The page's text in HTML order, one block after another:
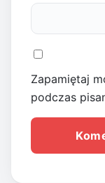
Zapamiętaj
podczas